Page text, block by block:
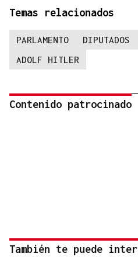
Temas relacionados
PARLAMENTO DIPUTADOS
ADOLF HITLER
Contenido patrocinado
También te puede